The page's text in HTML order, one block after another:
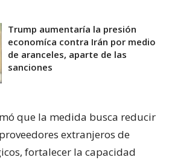
Trump aumentaría la presión
economíca contra Irán por medio
de aranceles, aparte de las
sanciones
que la medida busca reducir
extranjeros de
fortalecer la capacidad